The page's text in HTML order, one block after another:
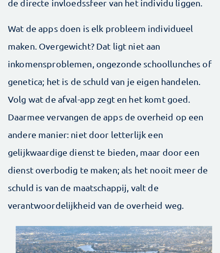
de directe invloedssfeer van het individu liggen.
Wat de apps doen is elk probleem individueel
maken. Overgewicht? Dat ligt niet aan
inkomensproblemen, ongezonde schoollunches of
genetica; het is de schuld van je eigen handelen.
Volg wat de afval-app zegt en het komt goed.
Daarmee vervangen de apps de overheid op een
andere manier: niet door letterlijk een
gelijkwaardige dienst te bieden, maar door een
dienst overbodig te maken; als het nooit meer de
schuld is van de maatschappij, valt de
verantwoordelijkheid van de overheid weg.